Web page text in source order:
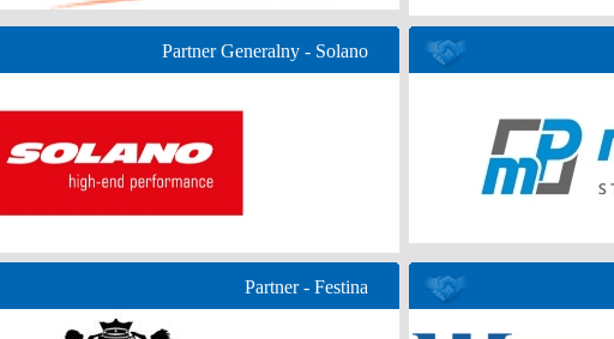
Partner Generalny - Solano
Partner - Festina